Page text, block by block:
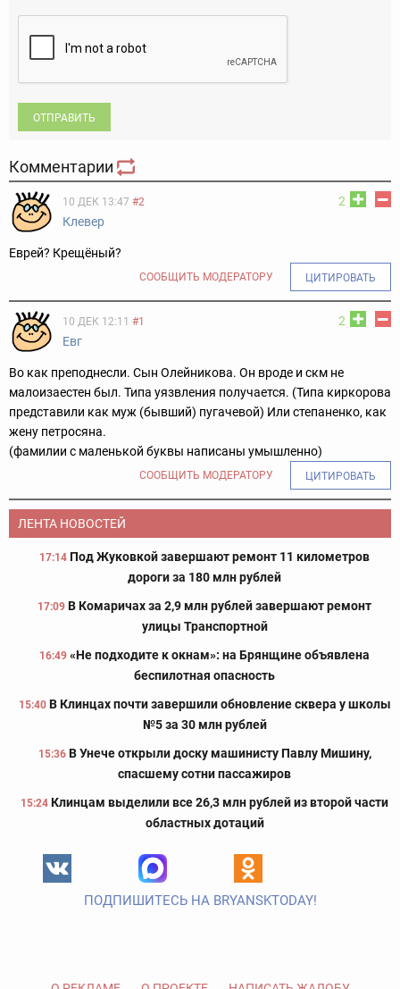
ОТПРАВИТЬ
Комментарии
2
10 ДЕК 13:47 #2
Клевер
Еврей? Крещёный?
СООБЩИТЬ МОДЕРАТОРУ ЦИТИРОВАТЬ
2
10 ДЕК 12:11 #1
Евг
Во как преподнесли. Сын Олейникова. Он вроде и скм не
малоизаестен был. Типа уязвления получается. (Типа киркорова
представили как муж (бывший) пугачевой) Или степаненко, как
жену петросяна.
(фамилии с маленькой буквы написаны умышленно)
СООБЩИТЬ МОДЕРАТОРУ ЦИТИРОВАТЬ
ЛЕНТА НОВОСТЕЙ
17:14 Под Жуковкой завершают ремонт 11 километров
дороги за 180 млн рублей
17:09 В Комаричах за 2,9 млн рублей завершают ремонт
улицы Транспортной
16:49 «Не подходите к окнам»: на Брянщине объявлена
беспилотная опасность
15:40 В Клинцах почти завершили обновление сквера у школы
№5 за 30 млн рублей
15:36 В Унече открыли доску машинисту Павлу Мишину,
спасшему сотни пассажиров
15:24 Клинцам выделили все 26,3 млн рублей из второй части
областных дотаций
ПОДПИШИТЕСЬ НА BRYANSKTODAY!